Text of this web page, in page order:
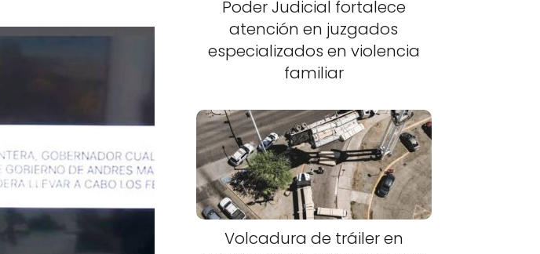
Poder Judicial fortalece
atención en juzgados
especializados en violencia
familiar
Volcadura de tráiler en